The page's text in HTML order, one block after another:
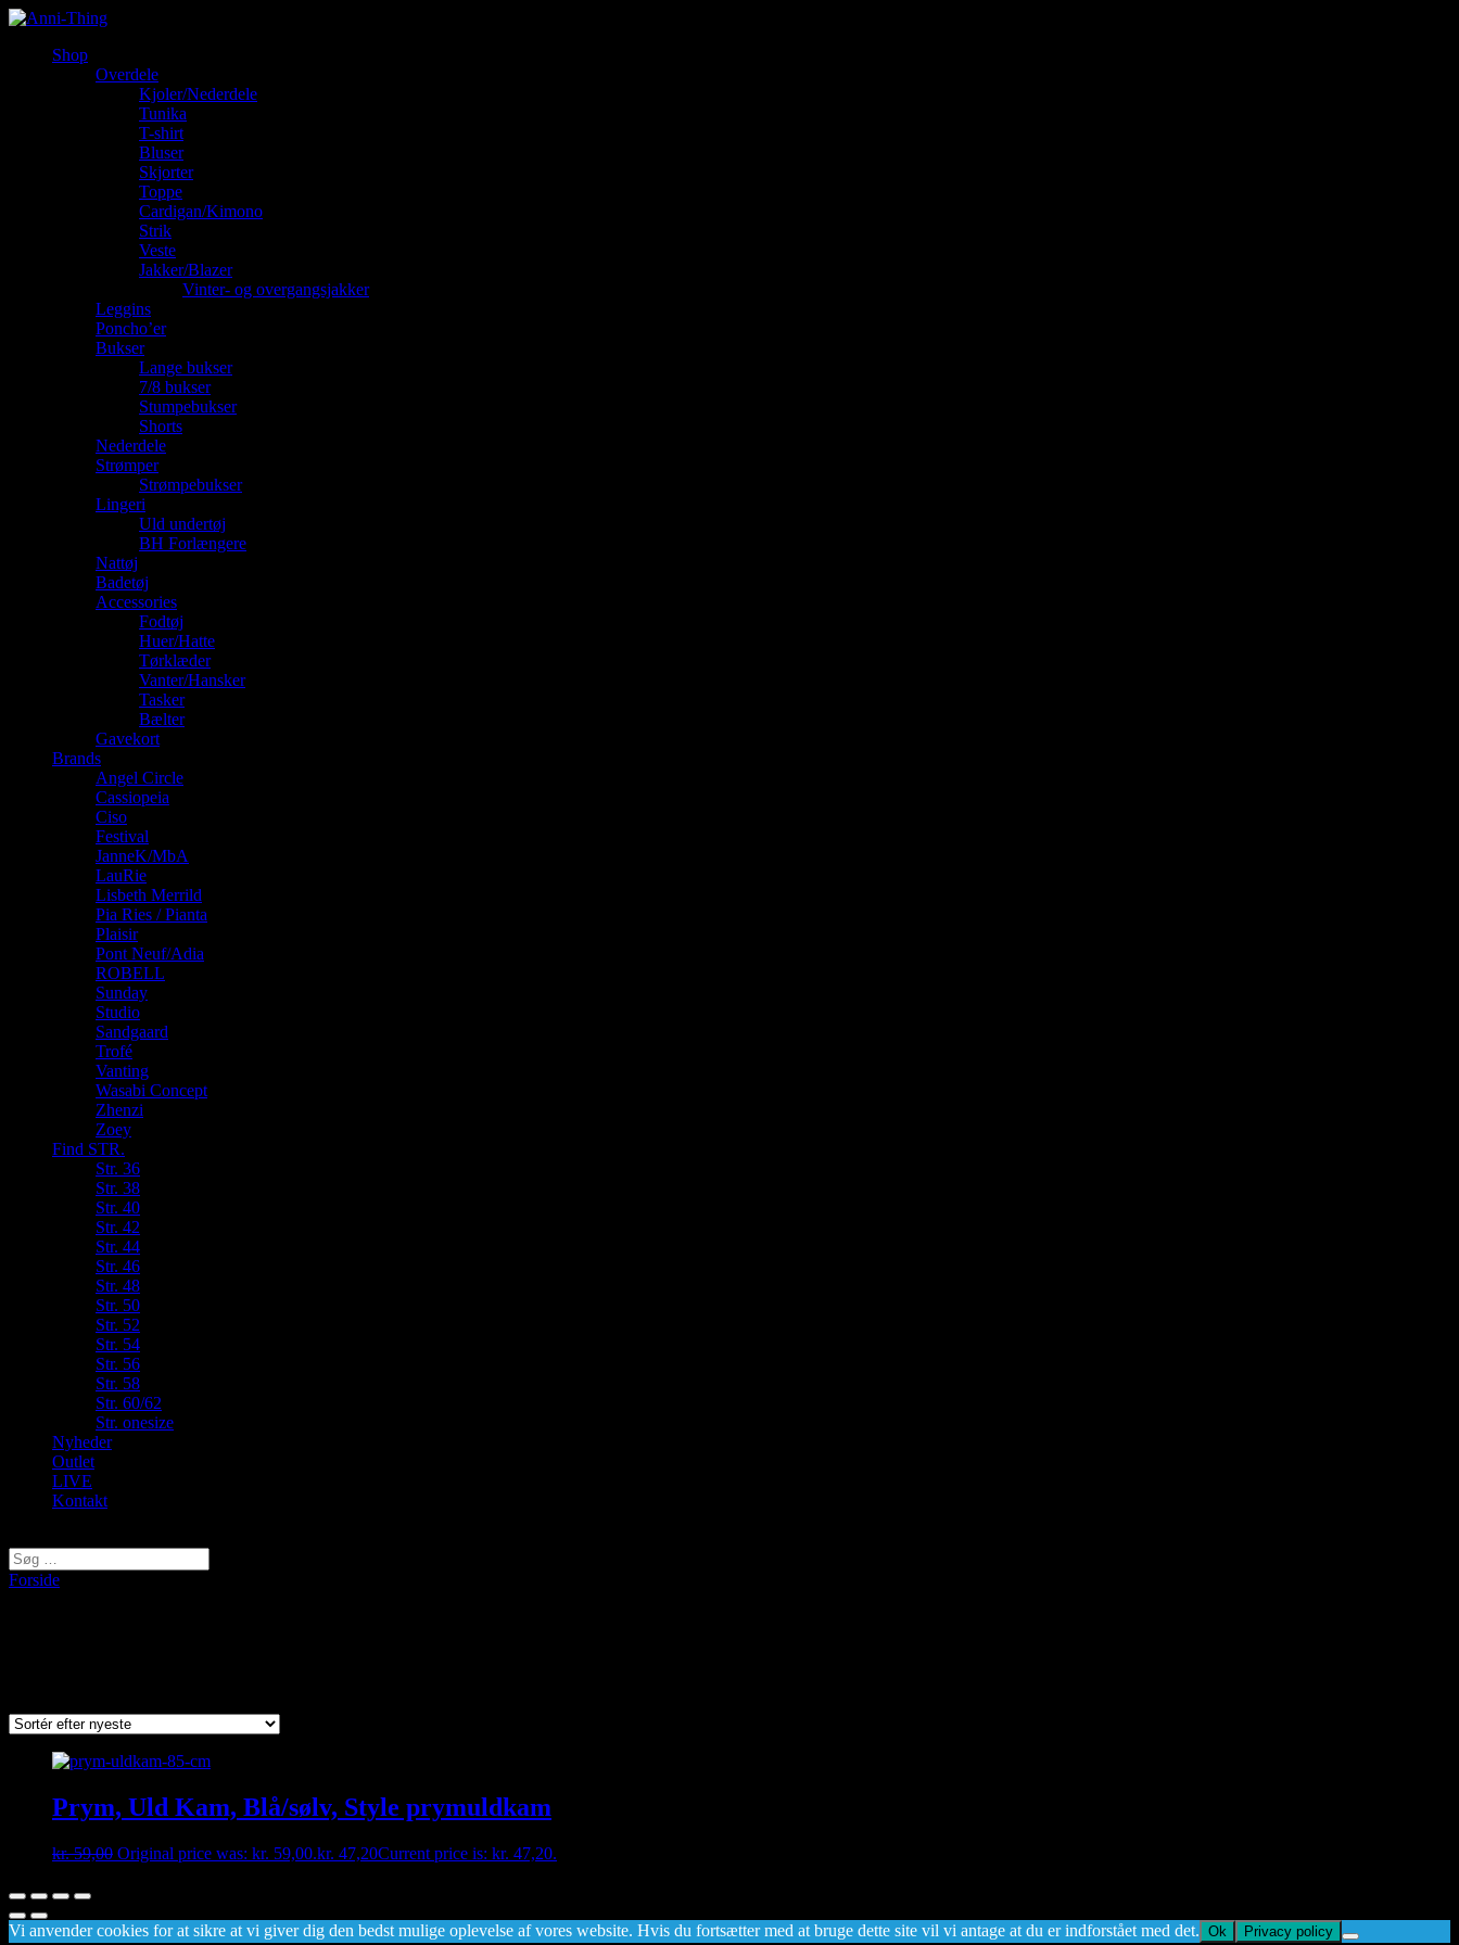
Shop
Overdele
Kjoler/Nederdele
Tunika
T-shirt
Bluser
Skjorter
Toppe
Cardigan/Kimono
Strik
Veste
Jakker/Blazer
Vinter- og overgangsjakker
Leggins
Poncho’er
Bukser
Lange bukser
7/8 bukser
Stumpebukser
Shorts
Nederdele
Strømper
Strømpebukser
Lingeri
Uld undertøj
BH Forlængere
Nattøj
Badetøj
Accessories
Fodtøj
Huer/Hatte
Tørklæder
Vanter/Hansker
Tasker
Bælter
Gavekort
Brands
Angel Circle
Cassiopeia
Ciso
Festival
JanneK/MbA
LauRie
Lisbeth Merrild
Pia Ries / Pianta
Plaisir
Pont Neuf/Adia
ROBELL
Sunday
Studio
Sandgaard
Trofé
Vanting
Wasabi Concept
Zhenzi
Zoey
Find STR.
Str. 36
Str. 38
Str. 40
Str. 42
Str. 44
Str. 46
Str. 48
Str. 50
Str. 52
Str. 54
Str. 56
Str. 58
Str. 60/62
Str. onesize
Nyheder
Outlet
LIVE
Kontakt
Forside
Prym, Uld Kam, Blå/sølv, Style prymuldkam
kr.59,00 Original price was: kr. 59,00.kr. 47,20Current price is: kr. 47,20.
Vi anvender cookies for at sikre at vi giver dig den bedst mulige oplevelse af vores website. Hvis du fortsætter med at bruge dette site vil vi antage at du er indforstået med det. Ok Privacy policy